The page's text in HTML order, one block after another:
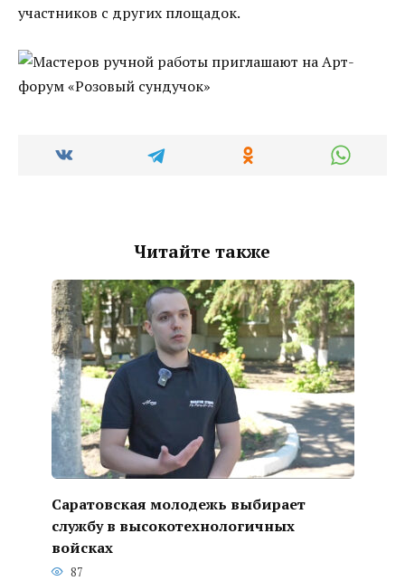
участников с других площадок.
Читайте также
Саратовская молодежь выбирает
службу в высокотехнологичных
войсках
87